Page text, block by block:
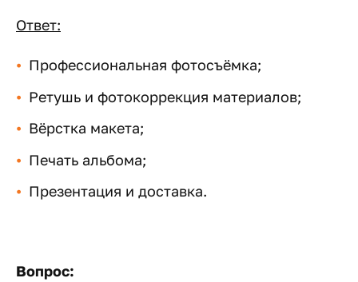
Ответ:
Профессиональная фотосъёмка;
Ретушь и фотокоррекция материалов;
Вёрстка макета;
Печать альбома;
Презентация и доставка.
Вопрос: